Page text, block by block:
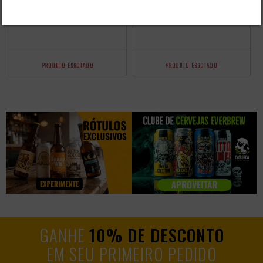
SCHORNSTEIN IPA
PRODUTO ESGOTADO
500ML
PRODUTO ESGOTADO
GANHE 10% DE DESCONTO
EM SEU PRIMEIRO PEDIDO